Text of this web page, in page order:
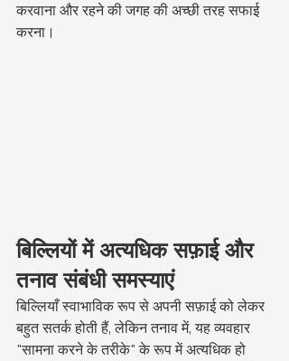
करवाना और रहने की जगह की अच्छी तरह सफाई
करना।
बिल्लियों में अत्यधिक सफ़ाई और
तनाव संबंधी समस्याएं
बिल्लियाँ स्वाभाविक रूप से अपनी सफ़ाई को लेकर
बहुत सतर्क होती हैं, लेकिन तनाव में, यह व्यवहार
"सामना करने के तरीके" के रूप में अत्यधिक हो